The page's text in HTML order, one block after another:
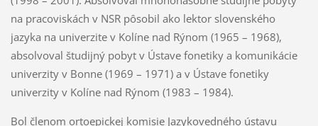
na pracoviskách v NSR pôsobil ako lektor slovenského
jazyka na univerzite v Kolíne nad Rýnom (1965 – 1968),
absolvoval študijný pobyt v Ústave fonetiky a komunikácie
univerzity v Bonne (1969 – 1971) a v Ústave fonetiky
univerzity v Kolíne nad Rýnom (1983 – 1984).
Bol členom ortoepickej komisie Jazykovedného ústavu